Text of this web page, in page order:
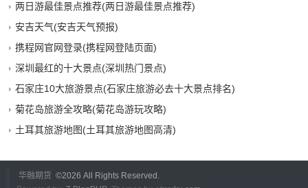
两日游最佳景点推荐(两日游最佳景点推荐)
安吉天气(安吉天气预报)
携程网官网登录(携程网登陆页面)
深圳最红的十大景点(深圳热门景点)
石家庄10大旅游景点(石家庄旅游必去十大景点排名)
菊花岛旅游全攻略(菊花岛游玩攻略)
土耳其旅游地图(土耳其旅游地图高清)
华融期货 ©2026 All Rights Reserved.